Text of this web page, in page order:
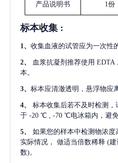
产品说明书 1份
标本收集 :
1、 收集血液的试管应为一次性
2、 血浆抗凝剂推荐使用 EDTA
本。
3、 标本应清澈透明，悬浮物应
4、
标本收集后若不及时检测
于 -20 ℃ , -70 ℃电冰箱内，避免
5、
如果您的样本中检测物浓
实际情况，
做适当倍数稀释 (建
数)。